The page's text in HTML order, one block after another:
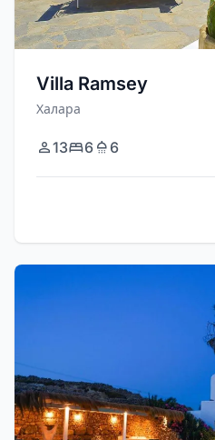
Villa Ramsey
Халара
13 6 6